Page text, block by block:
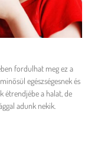
fordulhat meg ez a
egészségesnek és
étrendjébe a halat, de
adunk nekik.